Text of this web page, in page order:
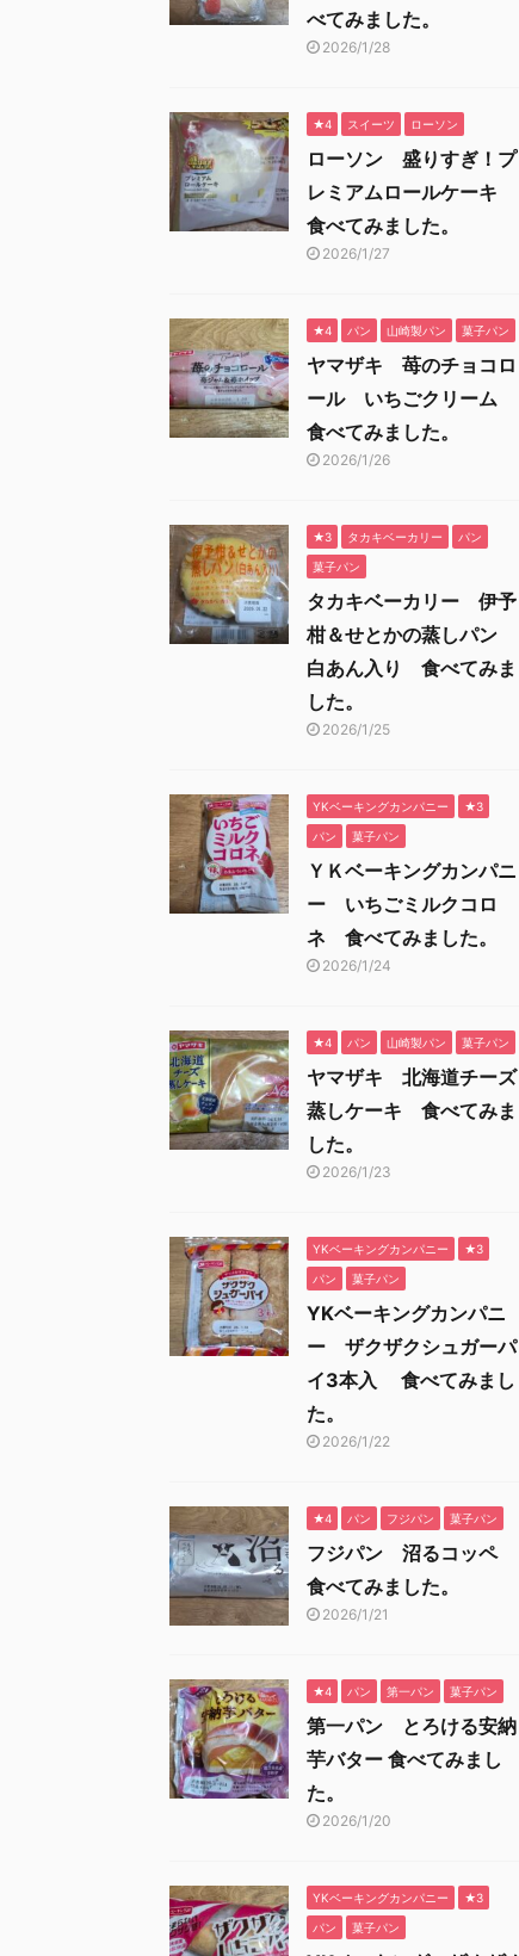
べてみました。
2026/1/28
★4 スイーツ ローソン
ローソン 盛りすぎ！プ
レミアムロールケーキ
食べてみました。
2026/1/27
★4 パン 山崎製パン 菓子パン
ヤマザキ 苺のチョコロ
ール いちごクリーム
食べてみました。
2026/1/26
★3 タカキベーカリー パン
菓子パン
タカキベーカリー 伊予
柑＆せとかの蒸しパン
白あん入り 食べてみま
した。
2026/1/25
YKベーキングカンパニー ★3
パン 菓子パン
ＹＫベーキングカンパニ
ー いちごミルクコロ
ネ 食べてみました。
2026/1/24
★4 パン 山崎製パン 菓子パン
ヤマザキ 北海道チーズ
蒸しケーキ 食べてみま
した。
2026/1/23
YKベーキングカンパニー ★3
パン 菓子パン
YKベーキングカンパニ
ー ザクザクシュガーパ
イ3本入 食べてみまし
た。
2026/1/22
★4 パン フジパン 菓子パン
フジパン 沼るコッペ
食べてみました。
2026/1/21
★4 パン 第一パン 菓子パン
第一パン とろける安納
芋バター 食べてみまし
た。
2026/1/20
YKベーキングカンパニー ★3
パン 菓子パン